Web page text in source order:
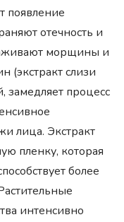
появление
отечность и
морщины и
слизи
замедляет процесс
лица. Экстракт
пленку, которая
более
интенсивно